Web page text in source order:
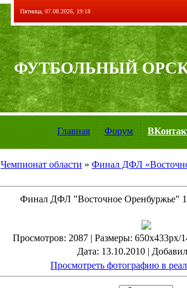
Пятница, 07.08.2026, 19:18
ФУТБОЛЬНЫЙ
Главная Форум
Чемпионат области » Финал ДФЛ
Финал ДФЛ "Восточное Оренбуржье"
Просмотров: 2087 | Размеры: 650x433px/
Дата: 13.10.2010 | Добавил
Просмотреть фотографию в